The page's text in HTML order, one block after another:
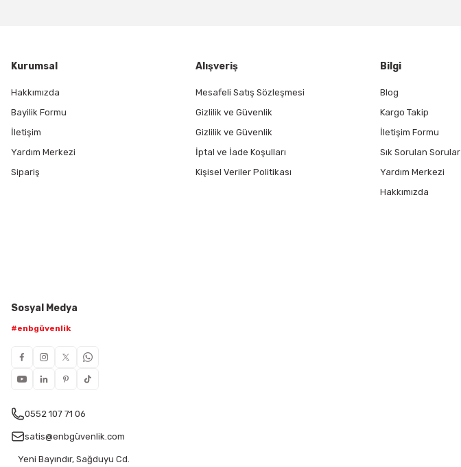
Kurumsal
Hakkımızda
Bayilik Formu
İletişim
Yardım Merkezi
Sipariş
Alışveriş
Mesafeli Satış Sözleşmesi
Gizlilik ve Güvenlik
Gizlilik ve Güvenlik
İptal ve İade Koşulları
Kişisel Veriler Politikası
Bilgi
Blog
Kargo Takip
İletişim Formu
Sık Sorulan Sorular
Yardım Merkezi
Hakkımızda
Sosyal Medya
#enbgüvenlik
0552 107 71 06
satis@enbgüvenlik.com
Yeni Bayındır, Sağduyu Cd.